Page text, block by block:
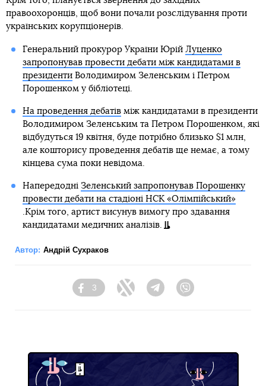
правоохоронців, щоб вони почали розслідування проти
українських корупціонерів.
Генеральний прокурор України Юрій Луценко
запропонував провести дебати між кандидатами в
президентиВолодимиром Зеленським і Петром
Порошенком у бібліотеці.
На проведення дебатівміж кандидатами в президенти
Володимиром Зеленським та Петром Порошенком, які
відбудуться 19 квітня, буде потрібно близько $1 млн,
але кошторису проведення дебатів ще немає, а тому
кінцева сума поки невідома.
Напередодні Зеленський запропонував Порошенку
провести дебати на стадіоні НСК «Олімпійський»
.Крім того, артист висунув вимогу про здавання
кандидатами медичних аналізів.
Автор: Андрій Сухраков
Facebook
3
Twitter TelegramViber